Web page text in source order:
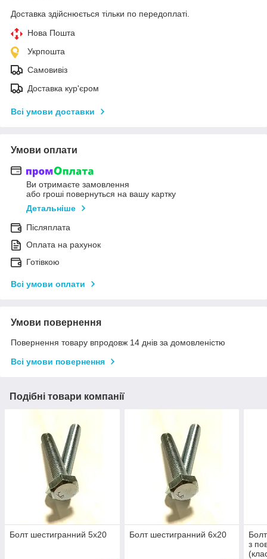
Доставка здійснюється тільки по передоплаті.
Нова Пошта
Укрпошта
Самовивіз
Доставка кур'єром
Всі умови доставки
Умови оплати
Ви отримаєте замовлення
або гроші повернуться на вашу картку
Детальніше
Післяплата
Оплата на рахунок
Готівкою
Всі умови оплати
Умови повернення
Повернення товару впродовж 14 днів за домовленістю
Всі умови повернення
Подібні товари компанії
Болт шестигранний 5х20 Болт шестигранний 6х20
з